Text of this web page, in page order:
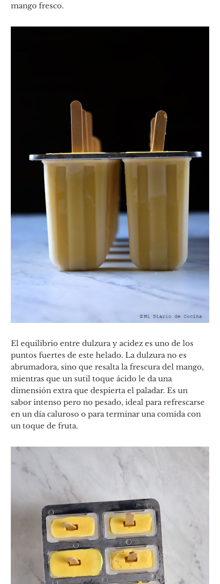
mango fresco.
El equilibrio entre dulzura y acidez es uno de los
puntos fuertes de este helado. La dulzura no es
abrumadora, sino que resalta la frescura del mango,
mientras que un sutil toque ácido le da una
dimensión extra que despierta el paladar. Es un
sabor intenso pero no pesado, ideal para refrescarse
en un día caluroso o para terminar una comida con
un toque de fruta.